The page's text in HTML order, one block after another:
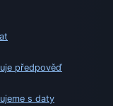
předpověď
s daty